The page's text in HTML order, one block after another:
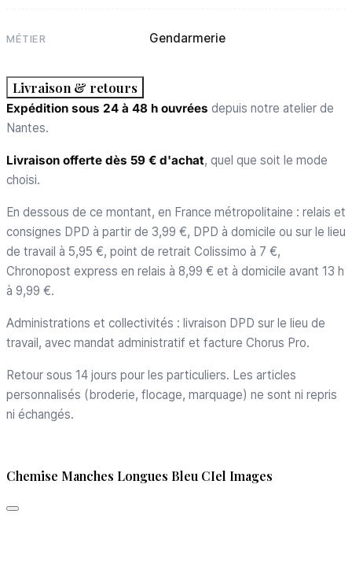
MÉTIER Gendarmerie
Livraison & retours
Expédition sous 24 à 48 h ouvrées depuis notre atelier de
Nantes.
Livraison offerte dès 59 € d'achat, quel que soit le mode
choisi.
En dessous de ce montant, en France métropolitaine : relais et
consignes DPD à partir de 3,99 €, DPD à domicile ou sur le lieu
de travail à 5,95 €, point de retrait Colissimo à 7 €,
Chronopost express en relais à 8,99 € et à domicile avant 13 h
à 9,99 €.
Administrations et collectivités : livraison DPD sur le lieu de
travail, avec mandat administratif et facture Chorus Pro.
Retour sous 14 jours pour les particuliers. Les articles
personnalisés (broderie, flocage, marquage) ne sont ni repris
ni échangés.
Chemise Manches Longues Bleu CIel Images